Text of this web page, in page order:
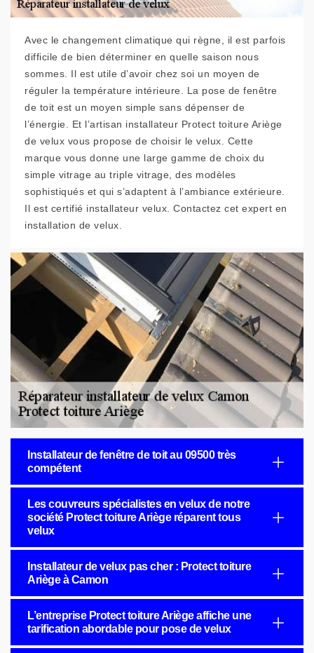
Avec le changement climatique qui règne, il est parfois
difficile de bien déterminer en quelle saison nous
sommes. Il est utile d’avoir chez soi un moyen de
réguler la température intérieure. La pose de fenêtre
de toit est un moyen simple sans dépenser de
l’énergie. Et l’artisan installateur Protect toiture Ariège
de velux vous propose de choisir le velux. Cette
marque vous donne une large gamme de choix du
simple vitrage au triple vitrage, des modèles
sophistiqués et qui s’adaptent à l’ambiance extérieure.
Il est certifié installateur velux. Contactez cet expert en
installation de velux.
Installateur de fenêtre de toit au 09500 très
compétent
Les couvreurs spécialistes en velux de notre
société Protect toiture Ariège réparent tous
velux
Installateur de velux pas cher : Protect toiture
Ariège à Camon
L’entreprise Protect toiture Ariège affiche une
tarification abordable pour pose de velux